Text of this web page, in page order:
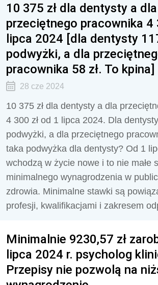
10 375 zł dla dentysty a dla
przeciętnego pracownika 4
lipca 2024 [dla dentysty
podwyżki, a dla
pracownika 58 zł. To kpina]
28 cze 2024
10 375 zł dla dentysty a dla
4 300 zł od 1 lipca 2024. Dla
podwyżki, a dla przeciętnego
taka podwyżka dla dentysty? Od 1
wchodzą w życie nowe i to nie małe
minimalnego wynagrodzenia w
zdrowia. Minimalne stawki są
profesji, kwalifikacjami i zakresem
Minimalnie 9230,57 zł
lipca 2024 r. psycholog
Przepisy nie pozwolą na